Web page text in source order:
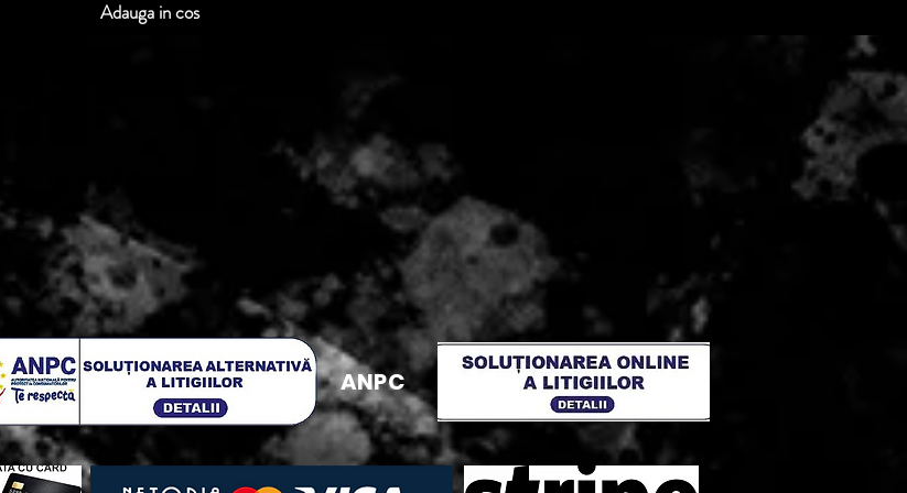
Adauga in cos
ANPC